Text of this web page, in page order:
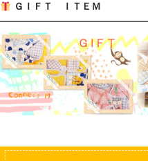
ＧＩＦＴ ＩＴＥＭ